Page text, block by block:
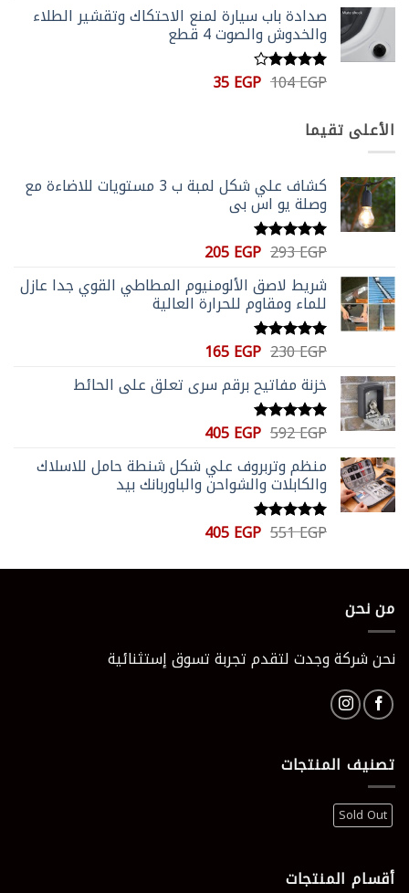
هو:
200 EGP.
هو:
75 EGP.
صدادة باب سيارة لمنع الاحتكاك وتقشير الطلاء
والخدوش والصوت 4 قطع
تم
5
104EGP السعر35EGP السعر
الأعلى تقيما
كشاف علي شكل لمبة ب 3 مستويات للاضاءة مع
وصلة يو اس بي
تم التقييم
293EGP السعر
الأصلي
هو:
293 EGP.
205EGP السعر
هو:
205 EGP.
شريط لاصق الألومنيوم المطاطي القوي جدا عازل
للماء ومقاوم للحرارة العالية
تم التقييم
230EGP السعر
هو:
230 EGP.
165EGP السعر
هو:
خزنة مفاتيح برقم سري تعلق علي الحائط
تم التقييم
592EGP السعر
هو:
592 EGP.
405EGP السعر
الحالي
هو:
405 EGP.
منظم وتربروف علي شكل شنطة حامل للاسلاك
والكابلات والشواحن والباوربانك بيد
تم التقييم
551EGP السعر
هو:
405EGP السعر
هو:
من نحن
نحن شركة وجدت لتقدم تجربة تسوق إستثنائية
تصنيف المنتجات
Sold Out
أقسام المنتجات